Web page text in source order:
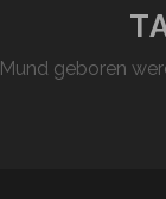
geboren